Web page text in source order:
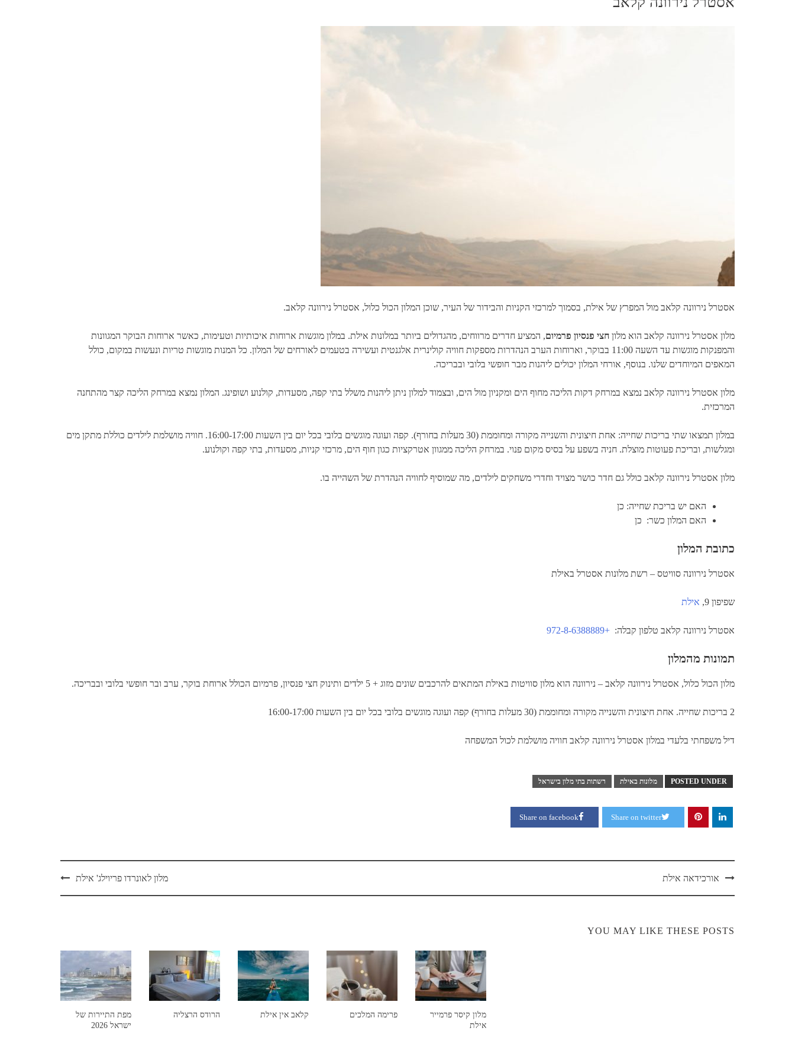
אסטרל נירוונה קלאב מול המפרץ של אילת, בסמוך למרכזי הקניות והבידור של העיר, שוכן המלון הכול כלול, אסטרל נירוונה קלאב.
מלון אסטרל נירוונה קלאב הוא מלון חצי פנסיון פרמיום, המציע חדרים מרווחים, מהגדולים ביותר במלונות אילת. במלון מוגשות ארוחות איכותיות וטעימות, כאשר ארוחות הבוקר המגוונות
והמפנקות מוגשות עד השעה 11:00 בבוקר, וארוחות הערב הנהדרות מספקות חוויה קולינרית אלגנטית ועשירה בטעמים לאורחים של המלון. כל המנות מוגשות טריות ונעשות במקום, כולל
המאפים המיוחדים שלנו. בנוסף, אורחי המלון יכולים ליהנות מבר חופשי בלובי ובבריכה.
מלון אסטרל נירוונה קלאב נמצא במרחק דקות הליכה מחוף הים ומקניון מול הים, ובצמוד למלון ניתן ליהנות משלל בתי קפה, מסעדות, קולנוע ושופינג. המלון נמצא במרחק הליכה קצר מהתחנה
המרכזית.
במלון תמצאו שתי בריכות שחייה: אחת חיצונית והשנייה מקורה ומחוממת (30 מעלות בחורף). קפה ועוגה מוגשים בלובי בכל יום בין השעות 16:00-17:00. חוויה מושלמת לילדים כוללת מתקן מים
ומגלשות, ובריכת פעוטות מוצלת. חניה בשפע על בסיס מקום פנוי. במרחק הליכה ממגוון אטרקציות כגון חוף הים, מרכזי קניות, מסעדות, בתי קפה וקולנוע.
מלון אסטרל נירוונה קלאב כולל גם חדר כושר מצויד וחדרי משחקים לילדים, מה שמוסיף לחוויה הנהדרת של השהייה בו.
האם יש בריכת שחייה: כן
האם המלון כשר: כן
כתובת המלון
אסטרל נירוונה סוויטס – רשת מלונות אסטרל באילת
שפיפון 9, אילת
אסטרל נירוונה קלאב טלפון קבלה: +972-8-6388889
תמונות מהמלון
מלון הכול כלול, אסטרל נירוונה קלאב – נירוונה הוא מלון סוויטות באילת המתאים להרכבים שונים מזוג + 5 ילדים ותינוק חצי פנסיון, פרמיום הכולל ארוחת בוקר, ערב ובר חופשי בלובי ובבריכה.
2 בריכות שחייה. אחת חיצונית והשנייה מקורה ומחוממת (30 מעלות בחורף) קפה ועוגה מוגשים בלובי בכל יום בין השעות 16:00-17:00
דיל משפחתי בלעדי במלון אסטרל נירוונה קלאב חוויה מושלמת לכול המשפחה
POSTED UNDER מלונות באילת רשתות בתי מלון בישראל
Share on facebook Share on twitter
Postאורכידאה אילת מלון לאונרדו פריוילג' אילת
YOU MAY LIKE THESE POSTS
מפת התיירות של
ישראל 2026
הרודס הרצליה קלאב אין אילת פרימה המלכים
מלון קיסר פרמייר
אילת